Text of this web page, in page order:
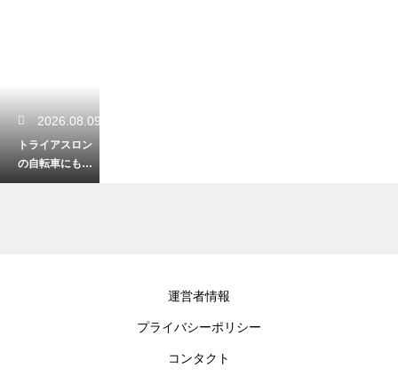
2026.08.09
トライアスロン
の自転車にもベ
ルの装着は義
運営者情報
プライバシーポリシー
コンタクト